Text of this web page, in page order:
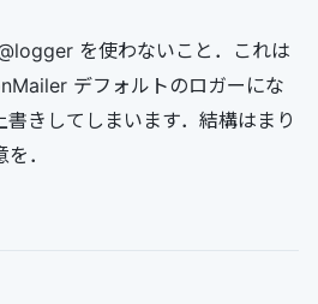
を使わないこと．これは
デフォルトのロガーにな
書きしてしまいます．結構はまり
．